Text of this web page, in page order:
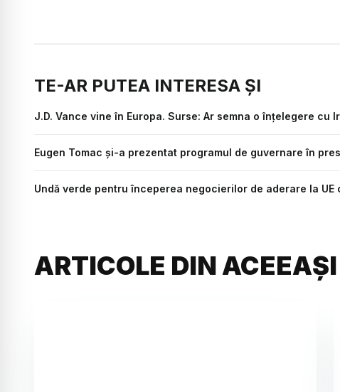
TE-AR PUTEA INTERESA ȘI
J.D. Vance vine în Europa. Surse: Ar semna o înțelegere cu
Eugen Tomac și-a prezentat programul de guvernare în
Undă verde pentru începerea negocierilor de aderare la
ARTICOLE DIN